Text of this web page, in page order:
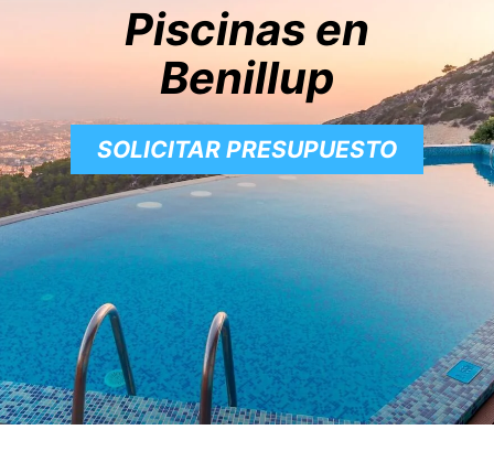
Piscinas en
Benillup
SOLICITAR PRESUPUESTO